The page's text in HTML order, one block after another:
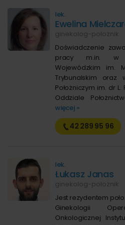
lek.
Ewelina
ginekolog-położnik
Doświadczenie
pracy m.in. w
Wojewódzkim im.
Trybunalskim oraz
Położniczym im. dr
Oddziale
więcej »
42 289 95 96
lek.
Łukasz Janas
ginekolog-położnik
Jest rezydentem
Ginekologii
Onkologicznej